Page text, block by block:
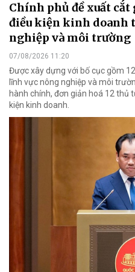
Chính phủ đề xuất
điều kiện kinh doanh
nghiệp và môi trường
07/08/2026 11:20
Được xây dựng với bố cục gồm
lĩnh vực nông nghiệp và môi
hành chính, đơn giản hoá 12 thủ
kiện kinh doanh.